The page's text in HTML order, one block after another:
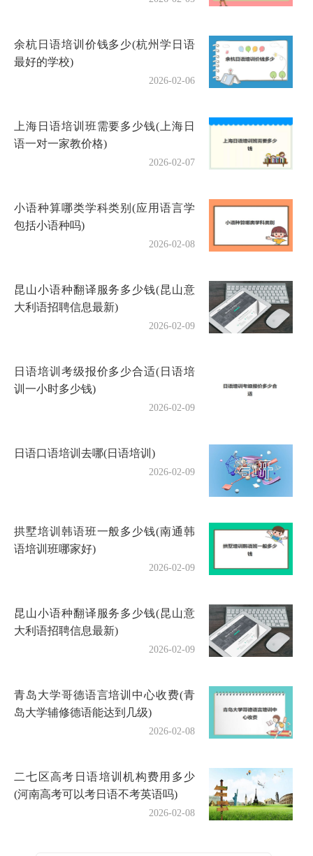
余杭日语培训价钱多少(杭州学日语
最好的学校)
2026-02-06
上海日语培训班需要多少钱(上海日
语一对一家教价格)
2026-02-07
小语种算哪类学科类别(应用语言学
包括小语种吗)
2026-02-08
昆山小语种翻译服务多少钱(昆山意
大利语招聘信息最新)
2026-02-09
日语培训考级报价多少合适(日语培
训一小时多少钱)
2026-02-09
日语口语培训去哪(日语培训)
2026-02-09
拱墅培训韩语班一般多少钱(南通韩
语培训班哪家好)
2026-02-09
昆山小语种翻译服务多少钱(昆山意
大利语招聘信息最新)
2026-02-09
青岛大学哥德语言培训中心收费(青
岛大学辅修德语能达到几级)
2026-02-08
二七区高考日语培训机构费用多少
(河南高考可以考日语不考英语吗)
2026-02-08